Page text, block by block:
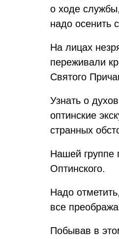
о ходе
надо осенить
На лицах
переживали
Святого
Узнать о
оптинские
странных
Нашей группе
Оптинского.
Надо
все
Побывав в